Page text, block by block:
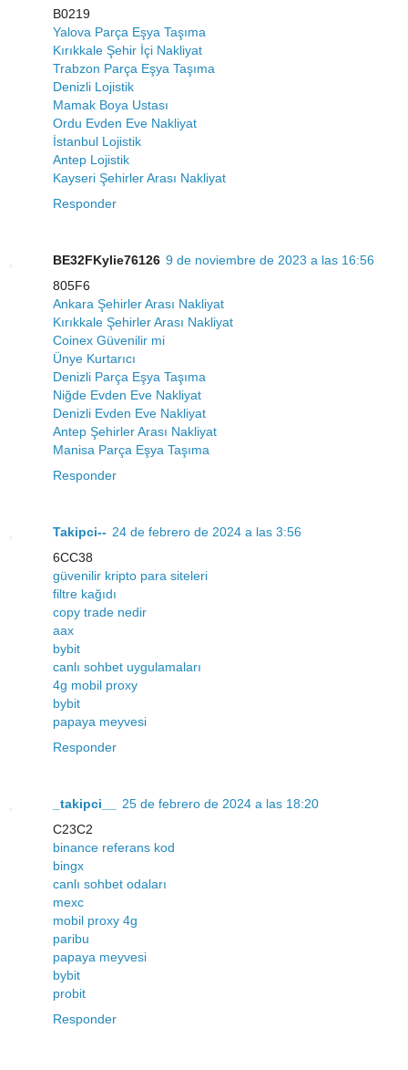
B0219
Yalova Parça Eşya Taşıma
Kırıkkale Şehir İçi Nakliyat
Trabzon Parça Eşya Taşıma
Denizli Lojistik
Mamak Boya Ustası
Ordu Evden Eve Nakliyat
İstanbul Lojistik
Antep Lojistik
Kayseri Şehirler Arası Nakliyat
Responder
BE32FKylie76126 9 de noviembre de 2023 a las 16:56
805F6
Ankara Şehirler Arası Nakliyat
Kırıkkale Şehirler Arası Nakliyat
Coinex Güvenilir mi
Ünye Kurtarıcı
Denizli Parça Eşya Taşıma
Niğde Evden Eve Nakliyat
Denizli Evden Eve Nakliyat
Antep Şehirler Arası Nakliyat
Manisa Parça Eşya Taşıma
Responder
Takipci-- 24 de febrero de 2024 a las 3:56
6CC38
güvenilir kripto para siteleri
filtre kağıdı
copy trade nedir
aax
bybit
canlı sohbet uygulamaları
4g mobil proxy
bybit
papaya meyvesi
Responder
_takipci__
25 de febrero de 2024 a las 18:20
C23C2
binance referans kod
bingx
canlı sohbet odaları
mexc
mobil proxy 4g
paribu
papaya meyvesi
bybit
probit
Responder